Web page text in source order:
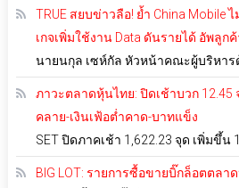
TRUE สยบข่าวลือ! ย้ำ China Mobile
เกจเพิ่มใช้งาน Data ดันรายได้ อัพลูกค้
นายนกุล เซห์กัล หัวหน้าคณะผู้บริหาร
ภาวะตลาดหุ้นไทย: ปิดเช้าบวก 12.45
คลาย-เงินเฟ้อต่ำคาด-บาทแข็ง
SET ปิดภาคเช้า 1,622.23 จุด เพิ่มขึ้น
BIG LOT: รายการซื้อขายบิ๊กล็อตตลา